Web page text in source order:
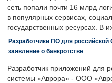
сеть попали почти 16 млрд
в популярных сервисах,
государственных ресурсах. В
Разработчики ПО для
заявление о банкротстве
Разработчик приложений для
системы «Аврора» - ООО